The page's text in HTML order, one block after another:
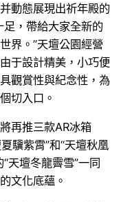
動態展現出祈年殿的
足，帶給大家全新的
界。”天壇公園經營
于設計精美，小巧便
觀賞性與紀念性，為
切入口。
再推三款AR冰箱
驥紫霄”和“天壇秋凰
天壇冬龍霽雪”一同
文化底蘊。